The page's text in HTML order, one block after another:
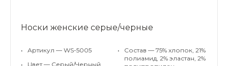
Носки женские серые/черные
•
Артикул — WS-5005
•
Цвет — Серый/Черный
•
Состав — 75% хлопок, 21%
полиамид, 2% эластан, 2%